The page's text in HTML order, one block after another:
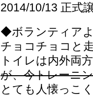
2014/10/13 正式
◆ボランティア
チョコチョコと
トイレは内外両
が、今トレーニ
とても人懐っこ